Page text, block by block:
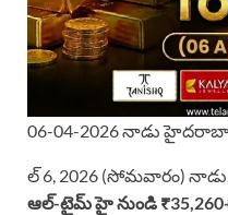
06-04-2026 నాడు
ల్ 6, 2026 (సోమవారం)
ఆల్-టైమ్ హై నుండి